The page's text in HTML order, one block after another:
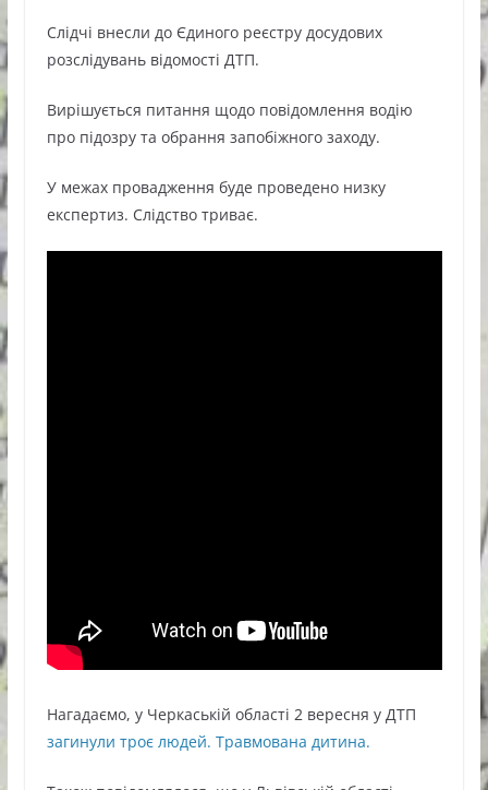
Слідчі внесли до Єдиного реєстру досудових
розслідувань відомості ДТП.
Вирішується питання щодо повідомлення водію
про підозру та обрання запобіжного заходу.
У межах провадження буде проведено низку
експертиз. Слідство триває.
Нагадаємо, у Черкаській області 2 вересня у ДТП
загинули троє людей. Травмована дитина.